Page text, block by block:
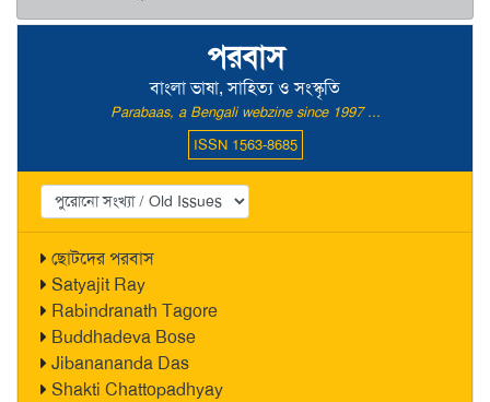
পরবাস
বাংলা ভাষা, সাহিত্য ও সংস্কৃতি
Parabaas, a Bengali webzine since 1997 ...
ISSN 1563-8685
ছোটদের পরবাস
Satyajit Ray
Rabindranath Tagore
Buddhadeva Bose
Jibanananda Das
Shakti Chattopadhyay